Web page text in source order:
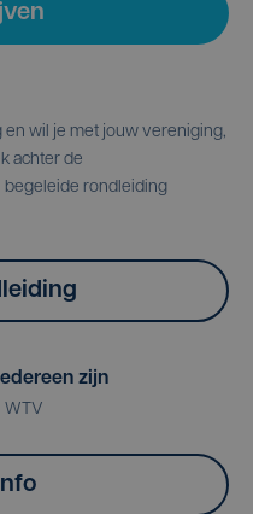
wil je met jouw vereniging,
achter de
begeleide rondleiding
zijn
WTV